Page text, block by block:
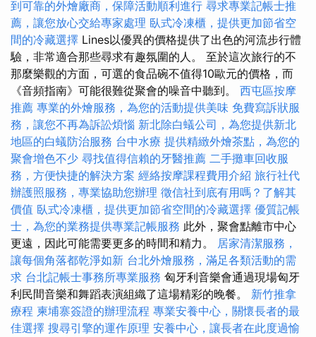
到可靠的外燴廠商，保障活動順利進行 尋求專業記帳士推
薦，讓您放心交給專家處理 臥式冷凍櫃，提供更加節省空
間的冷藏選擇 Lines以優異的價格提供了出色的河流步行體
驗，非常適合那些尋求有趣氛圍的人。 至於這次旅行的不
那麼樂觀的方面，可選的食品碗不值得10歐元的價格，而
《音頻指南》可能很難從聚會的噪音中聽到。 西屯區按摩
推薦 專業的外燴服務，為您的活動提供美味 免費寫訴狀服
務，讓您不再為訴訟煩惱 新北除白蟻公司，為您提供新北
地區的白蟻防治服務 台中水療 提供精緻外燴茶點，為您的
聚會增色不少 尋找值得信賴的牙醫推薦 二手攤車回收服
務，方便快捷的解決方案 經絡按摩課程費用介紹 旅行社代
辦護照服務，專業協助您辦理 徵信社到底有用嗎？了解其
價值 臥式冷凍櫃，提供更加節省空間的冷藏選擇 優質記帳
士，為您的業務提供專業記帳服務 此外，聚會點離市中心
更遠，因此可能需要更多的時間和精力。 居家清潔服務，
讓每個角落都乾淨如新 台北外燴服務，滿足各類活動的需
求 台北記帳士事務所專業服務 匈牙利音樂會通過現場匈牙
利民間音樂和舞蹈表演組織了這場精彩的晚餐。 新竹推拿
療程 柬埔寨簽證的辦理流程 專業安養中心，關懷長者的最
佳選擇 搜尋引擎的運作原理 安養中心，讓長者在此度過愉